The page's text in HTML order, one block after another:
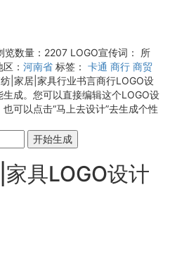
览数量：2207 LOGO宣传词：
所
： 河南省 标签： 卡通 商行 商贸
|家居|家具行业书言商行LOGO设
成。您可以直接编辑这个LOGO设
可以点击“马上去设计”去生成个性
开始生成
具LOGO设计